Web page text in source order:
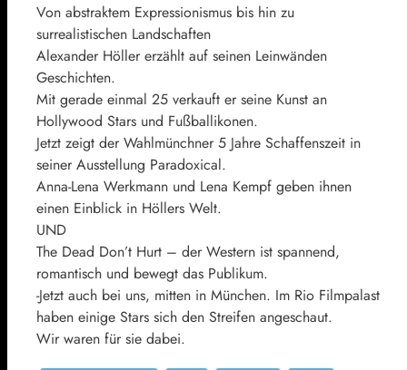
Von abstraktem Expressionismus bis hin zu
surrealistischen Landschaften
Alexander Höller erzählt auf seinen Leinwänden
Geschichten.
Mit gerade einmal 25 verkauft er seine Kunst an
Hollywood Stars und Fußballikonen.
Jetzt zeigt der Wahlmünchner 5 Jahre Schaffenszeit in
seiner Ausstellung Paradoxical.
Anna-Lena Werkmann und Lena Kempf geben ihnen
einen Einblick in Höllers Welt.
UND
The Dead Don’t Hurt – der Western ist spannend,
romantisch und bewegt das Publikum.
-Jetzt auch bei uns, mitten in München. Im Rio Filmpalast
haben einige Stars sich den Streifen angeschaut.
Wir waren für sie dabei.